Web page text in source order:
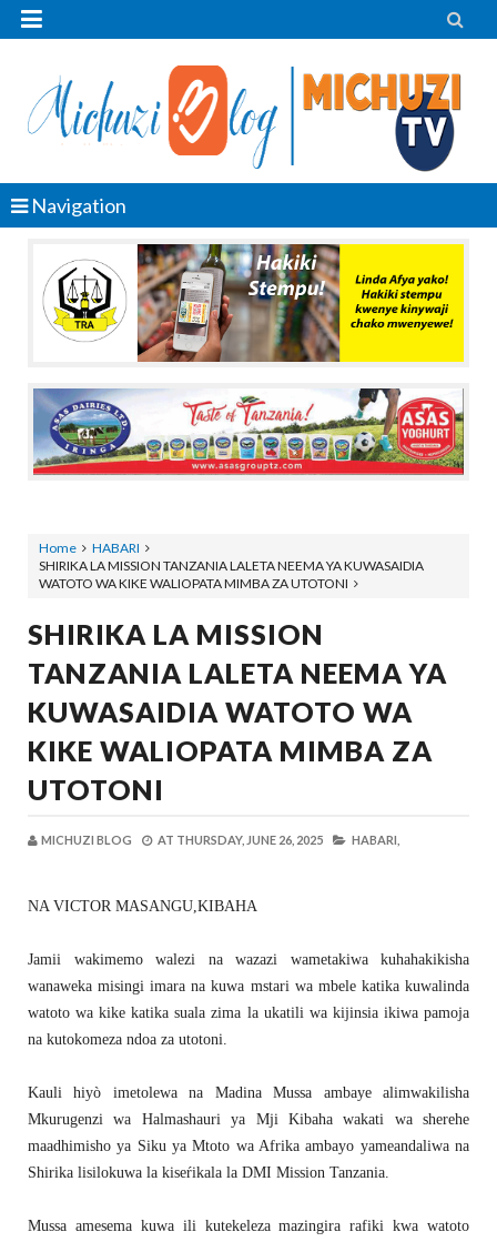
 
Navigation
Home
HABARI
SHIRIKA LA MISSION TANZANIA LALETA NEEMA YA KUWASAIDIA
WATOTO WA KIKE WALIOPATA MIMBA ZA UTOTONI
SHIRIKA LA MISSION
TANZANIA LALETA NEEMA YA
KUWASAIDIA WATOTO WA
KIKE WALIOPATA MIMBA ZA
UTOTONI
MICHUZI BLOG AT THURSDAY, JUNE 26, 2025 HABARI,
NA VICTOR MASANGU,KIBAHA
Jamii wakimemo walezi na wazazi wametakiwa kuhahakikisha
wanaweka misingi imara na kuwa mstari wa mbele katika kuwalinda
watoto wa kike katika suala zima la ukatili wa kijinsia ikiwa pamoja
na kutokomeza ndoa za utotoni.
Kauli hiyò imetolewa na Madina Mussa ambaye alimwakilisha
Mkurugenzi wa Halmashauri ya Mji Kibaha wakati wa sherehe
maadhimisho ya Siku ya Mtoto wa Afrika ambayo yameandaliwa na
Shirika lisilokuwa la kiseŕikala la DMI Mission Tanzania.
Mussa amesema kuwa ili kutekeleza mazingira rafiki kwa watoto